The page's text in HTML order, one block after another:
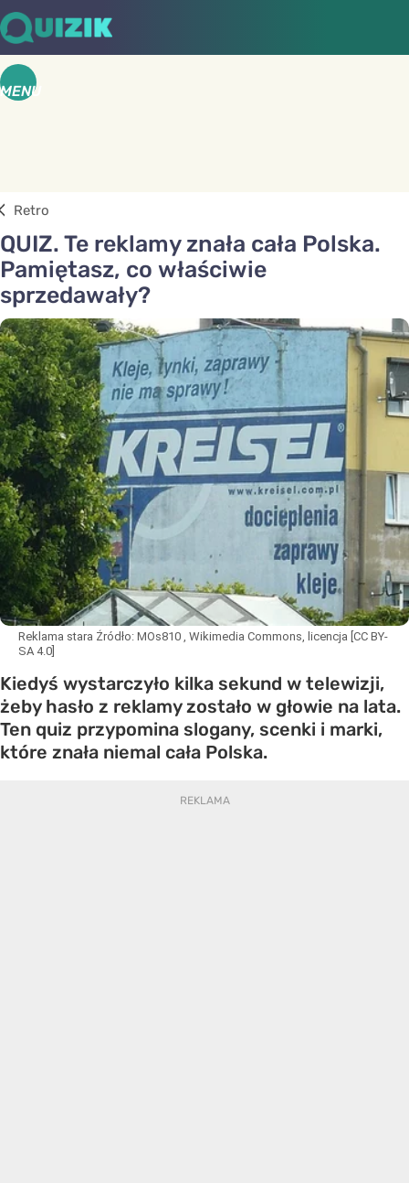
MENU
Retro
QUIZ. Te reklamy znała cała Polska.
Pamiętasz, co właściwie
sprzedawały?
Reklama stara Źródło: MOs810 , Wikimedia Commons, licencja [CC BY-
SA 4.0]
Kiedyś wystarczyło kilka sekund w telewizji,
żeby hasło z reklamy zostało w głowie na lata.
Ten quiz przypomina slogany, scenki i marki,
które znała niemal cała Polska.